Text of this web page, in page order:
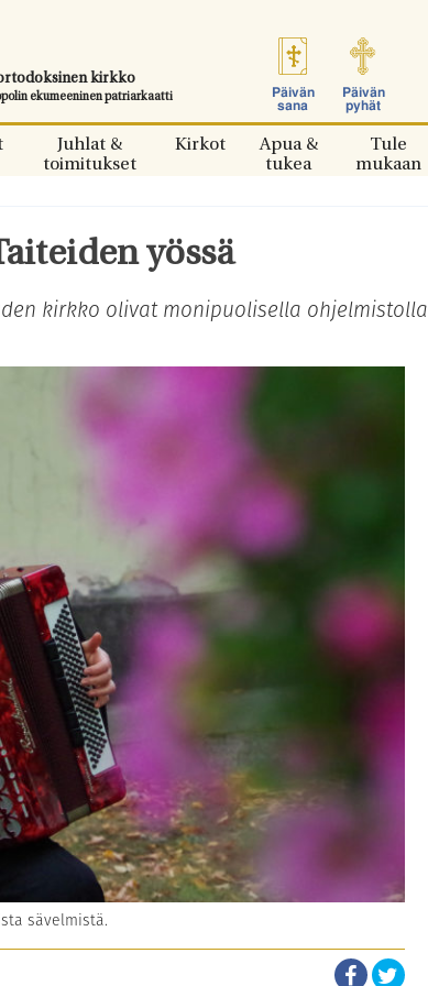
kirkko
ekumeeninen patriarkaatti
Päivän
sana
Päivän
pyhät
Juhlat &
toimitukset
Kirkot
Apua &
tukea
Tule
mukaan
yössä
kirkko olivat monipuolisella ohjelmistolla
sävelmistä.